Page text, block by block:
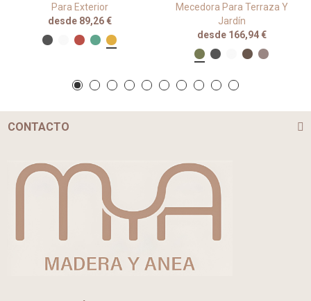
Para Exterior
desde 89,26 €
Mecedora Para Terraza Y
Jardín
desde 166,94 €
CONTACTO